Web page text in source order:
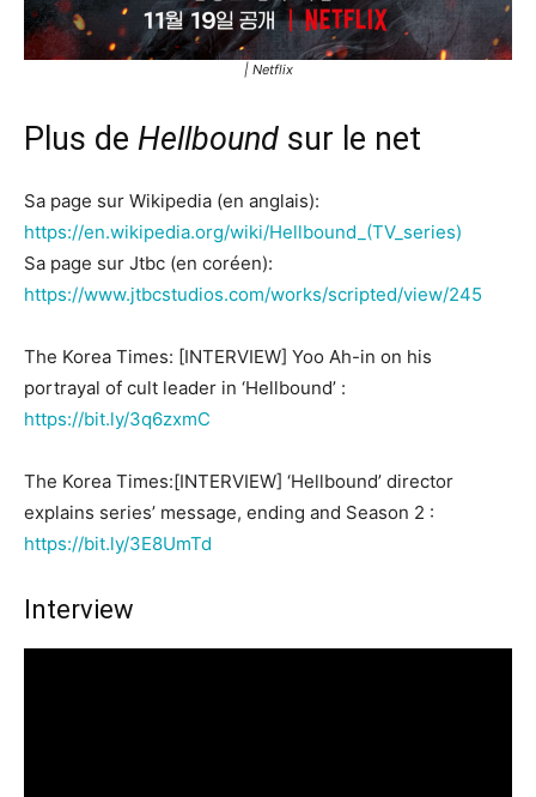
| Netflix
Plus de Hellbound sur le net
Sa page sur Wikipedia (en anglais):
https://en.wikipedia.org/wiki/Hellbound_(TV_series)
Sa page sur Jtbc (en coréen):
https://www.jtbcstudios.com/works/scripted/view/245
The Korea Times: [INTERVIEW] Yoo Ah-in on his
portrayal of cult leader in ‘Hellbound’ :
https://bit.ly/3q6zxmC
The Korea Times:[INTERVIEW] ‘Hellbound’ director
explains series’ message, ending and Season 2 :
https://bit.ly/3E8UmTd
Interview